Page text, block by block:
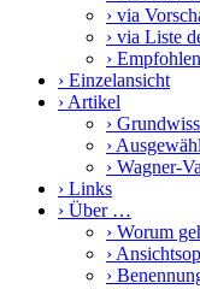
› via
› via Liste
›
› Einzelansicht
› Artikel
›
›
› Wagner-
› Links
› Über …
› Worum
›
›